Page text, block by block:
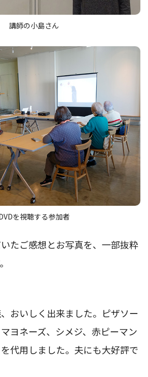
講師の小島さん
を視聴する参加者
たご感想とお写真を、一部抜粋
おいしく出来ました。ピザソー
ヨネーズ、シメジ、赤ピーマン
代用しました。夫にも大好評で